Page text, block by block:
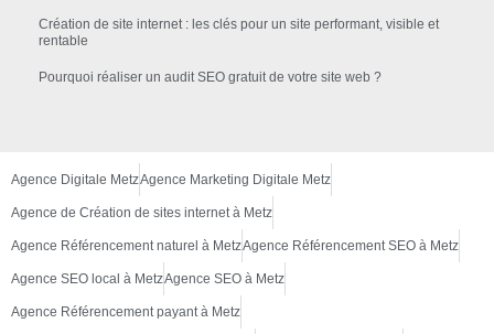
Création de site internet : les clés pour un site performant, visible et
rentable
Pourquoi réaliser un audit SEO gratuit de votre site web ?
Agence Digitale MetzAgence Marketing Digitale Metz
Agence de Création de sites internet à Metz
Agence Référencement naturel à MetzAgence Référencement SEO à Metz
Agence SEO local à MetzAgence SEO à Metz
Agence Référencement payant à Metz